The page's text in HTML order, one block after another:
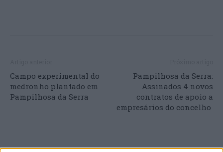
Campo experimental do
medronho plantado em
Pampilhosa da Serra
Pampilhosa da Serra:
Assinados 4 novos
contratos de apoio a
empresários do concelho